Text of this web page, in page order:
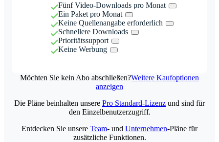
Fünf Video-Downloads pro Monat
Ein Paket pro Monat
Keine Quellenangabe erforderlich
Schnellere Downloads
Prioritätssupport
Keine Werbung
Möchten Sie kein Abo abschließen?Weitere Kaufoptionen
anzeigen
Die Pläne beinhalten unsere Pro Standard-Lizenz und sind für
den Einzelbenutzerzugriff.
Entdecken Sie unsere Team- und Unternehmen-Pläne für
zusätzliche Funktionen.